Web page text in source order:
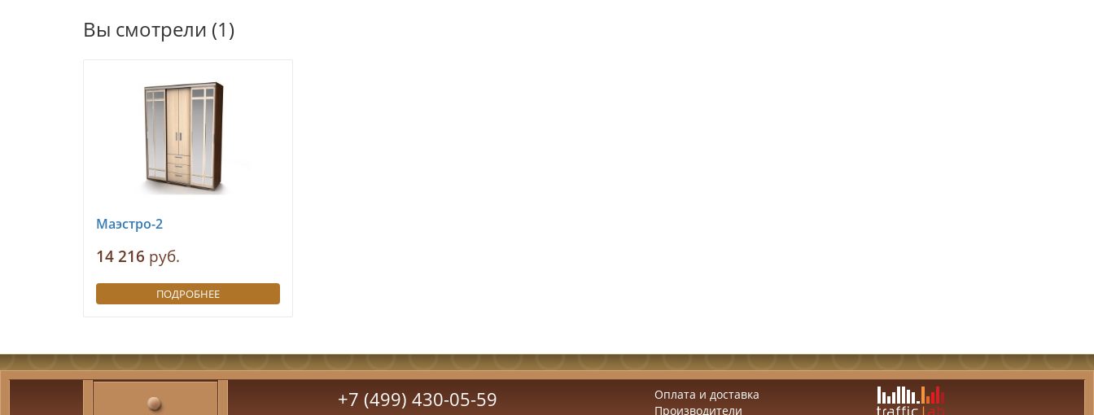
Вы смотрели (1)
Маэстро-2
14 216 руб.
ПОДРОБНЕЕ
+7 (499) 430-05-59
Оплата и доставка
Производители